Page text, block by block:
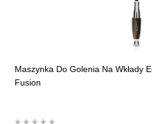
Maszynka Do Golenia Na Wkłady
Fusion